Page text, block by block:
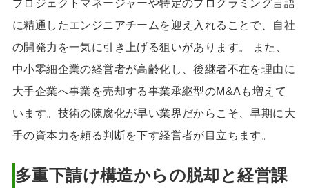
プロジェクトマネージャーや特定のプログラミング言語
に精通したエンジニアチームを迎え入れることで、自社
の開発力を一気に引き上げる狙いがあります。 また、
中小零細企業の経営者が高齢化し、後継者不在を理由に
大手企業へ事業を売却する事業承継型のM&Aも増えて
います。技術の陳腐化が早い業界だからこそ、早期に大
手の資本力を頼る判断を下す経営者が目立ちます。
多重下請け構造からの脱却と経営課